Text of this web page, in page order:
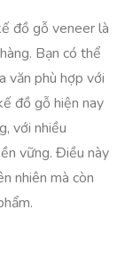
đồ gỗ veneer là
Bạn có thể
văn phù hợp với
đồ gỗ hiện nay
với nhiều
vững. Điều này
nhiên mà còn